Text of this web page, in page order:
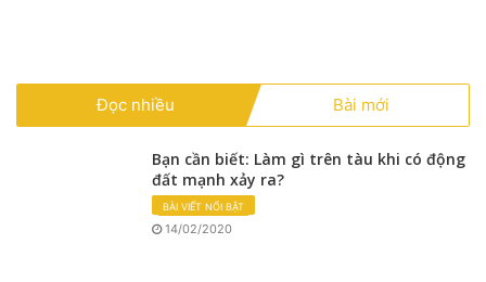
Đọc nhiều Bài mới
Bạn cần biết: Làm gì trên tàu khi có động
đất mạnh xảy ra?
BÀI VIẾT NỔI BẬT
14/02/2020